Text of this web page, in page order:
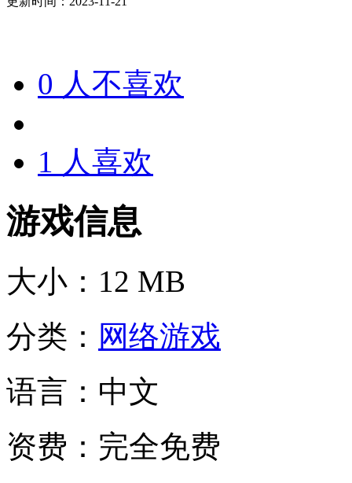
0 人不喜欢
1 人喜欢
游戏信息
大小： 12 MB
分类： 网络游戏
语言： 中文
资费： 完全免费